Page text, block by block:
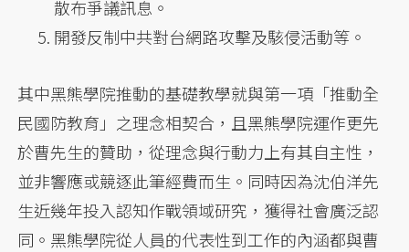
散布爭議訊息。
開發反制中共對台網路攻擊及駭侵活動等。
其中黑熊學院推動的基礎教學就與第一項「推動全
民國防教育」之理念相契合，且黑熊學院運作更先
於曹先生的贊助，從理念與行動力上有其自主性，
並非響應或競逐此筆經費而生。同時因為沈伯洋先
生近幾年投入認知作戰領域研究，獲得社會廣泛認
同。黑熊學院從人員的代表性到工作的內涵都與曹